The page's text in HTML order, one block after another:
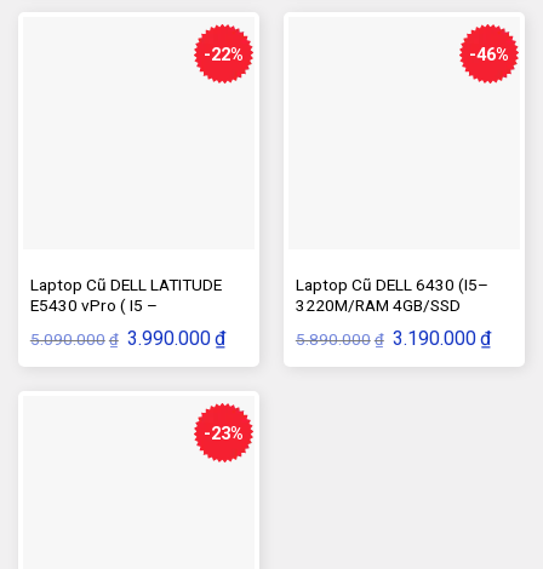
3.490.000₫.
-22%
Laptop Cũ DELL LATITUDE
E5430 vPro ( I5 –
3320M/RAM 4G/SSD
120G/VGA HD )
5.090.000 ₫ Giá
gốc
là:
3.990.000₫Giá
hiện
tại
-46%
Laptop Cũ DELL 6430 (I5–
3220M/RAM 4GB/SSD
120GB/VGA-HD)
5.890.000 ₫ Giá
gốc
là:
3.190.000₫Giá
hiện
tại
-23%